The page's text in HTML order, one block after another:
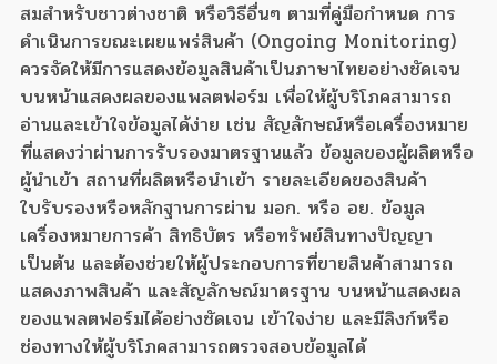
สมสำหรับชาวต่างชาติ หรือวิธีอื่นๆ ตามที่คู่มือกำหนด การ
ดำเนินการขณะเผยแพร่สินค้า (Ongoing Monitoring)
ควรจัดให้มีการแสดงข้อมูลสินค้าเป็นภาษาไทยอย่างชัดเจน
บนหน้าแสดงผลของแพลตฟอร์ม เพื่อให้ผู้บริโภคสามารถ
อ่านและเข้าใจข้อมูลได้ง่าย เช่น สัญลักษณ์หรือเครื่องหมาย
ที่แสดงว่าผ่านการรับรองมาตรฐานแล้ว ข้อมูลของผู้ผลิตหรือ
ผู้นำเข้า สถานที่ผลิตหรือนำเข้า รายละเอียดของสินค้า
ใบรับรองหรือหลักฐานการผ่าน มอก. หรือ อย. ข้อมูล
เครื่องหมายการค้า สิทธิบัตร หรือทรัพย์สินทางปัญญา
เป็นต้น และต้องช่วยให้ผู้ประกอบการที่ขายสินค้าสามารถ
แสดงภาพสินค้า และสัญลักษณ์มาตรฐาน บนหน้าแสดงผล
ของแพลตฟอร์มได้อย่างชัดเจน เข้าใจง่าย และมีลิงก์หรือ
ช่องทางให้ผู้บริโภคสามารถตรวจสอบข้อมูลได้